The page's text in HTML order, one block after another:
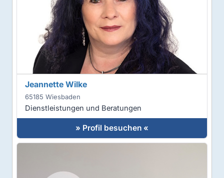
Jeannette Wilke
65185 Wiesbaden
Dienstleistungen und Beratungen
» Profil besuchen «